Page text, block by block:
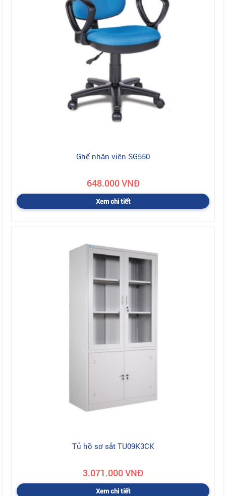
Ghế nhân viên SG550
648.000 VNĐ
Xem chi tiết
Tủ hồ sơ sắt TU09K3CK
3.071.000 VNĐ
Xem chi tiết